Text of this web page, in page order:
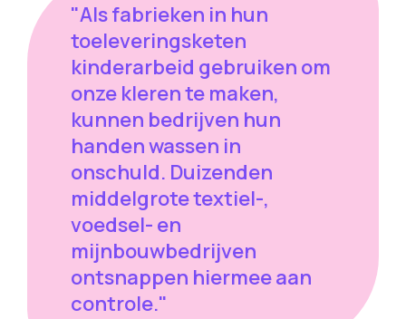
"Als fabrieken in hun
toeleveringsketen
kinderarbeid gebruiken om
onze kleren te maken,
kunnen bedrijven hun
handen wassen in
onschuld. Duizenden
middelgrote textiel-,
voedsel- en
mijnbouwbedrijven
ontsnappen hiermee aan
controle."